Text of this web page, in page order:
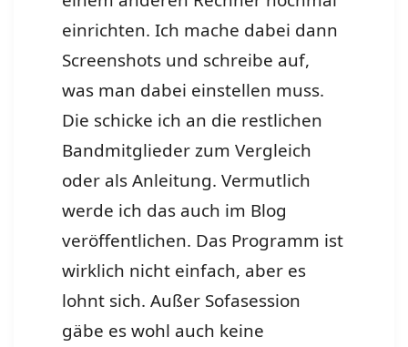
einrichten. Ich mache dabei dann
Screenshots und schreibe auf,
was man dabei einstellen muss.
Die schicke ich an die restlichen
Bandmitglieder zum Vergleich
oder als Anleitung. Vermutlich
werde ich das auch im Blog
veröffentlichen. Das Programm ist
wirklich nicht einfach, aber es
lohnt sich. Außer Sofasession
gäbe es wohl auch keine